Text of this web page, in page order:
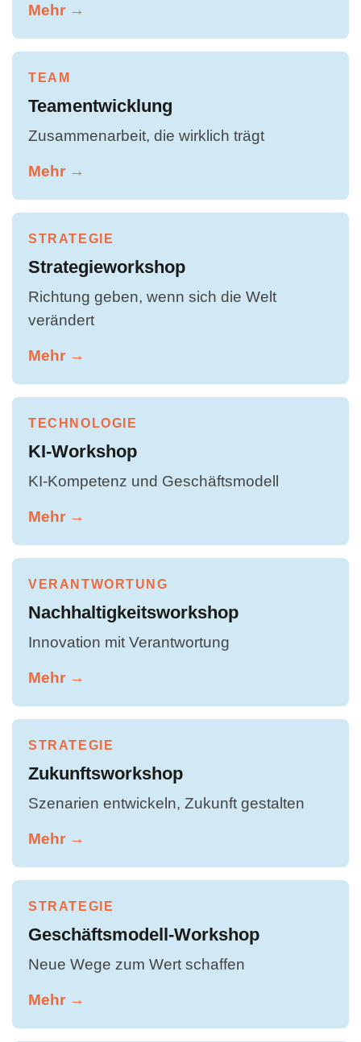
Mehr →
TEAM
Teamentwicklung
Zusammenarbeit, die wirklich trägt
Mehr →
STRATEGIE
Strategieworkshop
Richtung geben, wenn sich die Welt
verändert
Mehr →
TECHNOLOGIE
KI-Workshop
KI-Kompetenz und Geschäftsmodell
Mehr →
VERANTWORTUNG
Nachhaltigkeitsworkshop
Innovation mit Verantwortung
Mehr →
STRATEGIE
Zukunftsworkshop
Szenarien entwickeln, Zukunft gestalten
Mehr →
STRATEGIE
Geschäftsmodell-Workshop
Neue Wege zum Wert schaffen
Mehr →